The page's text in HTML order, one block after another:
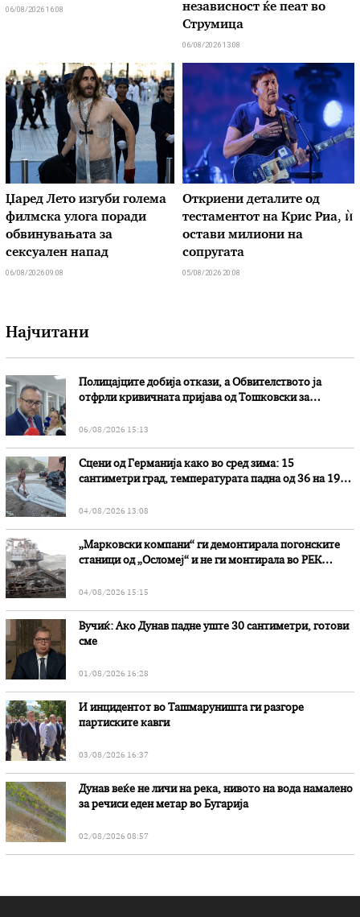
06/08/2026 16:08
независност ќе пеат во
Струмица
06/08/2026 13:08
Џаред Лето изгуби голема
филмска улога поради
обвинувањата за
сексуален напад
06/08/2026 09:08
Откриени деталите од
тестаментот на Крис Риа, ѝ
остави милиони на
сопругата
05/08/2026 20:08
Најчитани
Полицајците добија откази, а Обвителството ја
отфрли кривичната пријава од Тошковски за
06/08/2026 15:13
Сцени од Германија како во сред зима: 15
сантиметри град, температурата падна од 36 на 19
04/08/2026 13:08
„Марковски компани“ ги демонтирала погонските
станици од „Осломеј“ и не ги монтирала во РЕК
04/08/2026 15:15
Вучиќ: Ако Дунав падне уште 30 сантиметри, готови
сме
01/08/2026 16:28
И инцидентот во Ташмаруништa ги разгоре
партиските кавги
03/08/2026 16:37
Дунав веќе не личи на река, нивото на вода намалено
за речиси еден метар во Бугарија
02/08/2026 08:57